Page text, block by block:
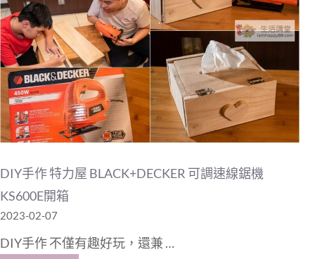
DIY手作 特力屋 BLACK+DECKER 可調速線鋸機
KS600E開箱
2023-02-07
DIY手作 不僅有趣好玩，還兼 …